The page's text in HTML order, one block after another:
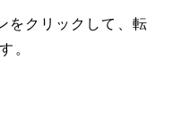
をクリックして、転
。